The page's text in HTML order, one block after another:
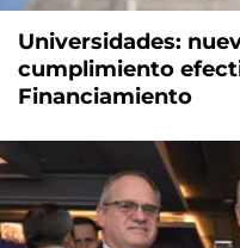
Universidades:
cumplimiento
Financiamiento